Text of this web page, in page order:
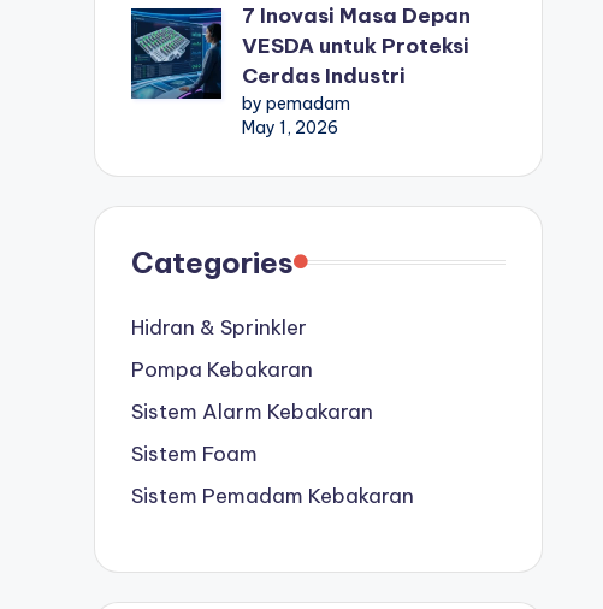
7 Inovasi Masa Depan
VESDA untuk Proteksi
Cerdas Industri
by pemadam
May 1, 2026
Categories
Hidran & Sprinkler
Pompa Kebakaran
Sistem Alarm Kebakaran
Sistem Foam
Sistem Pemadam Kebakaran